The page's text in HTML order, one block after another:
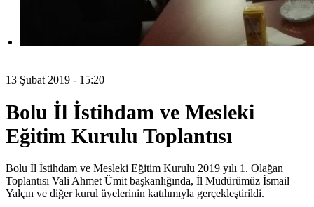
13 Şubat 2019 - 15:20
Bolu İl İstihdam ve Mesleki
Eğitim Kurulu Toplantısı
Bolu İl İstihdam ve Mesleki Eğitim Kurulu 2019 yılı 1. Olağan
Toplantısı Vali Ahmet Ümit başkanlığında, İl Müdürümüz İsmail
Yalçın ve diğer kurul üyelerinin katılımıyla gerçekleştirildi.